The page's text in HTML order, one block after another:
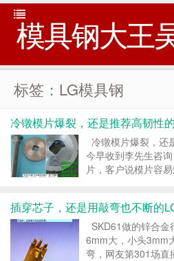
模具钢大王
标签：LG模具钢
冷镦模片爆裂，还是推荐高韧性
冷镦模片爆裂，还
今早收到李先生咨
片，客户说模片容
插穿芯子，还是用敲弯也不断的
SKD61做的锌合
6mm大，小头3mm
弯，网友第301场